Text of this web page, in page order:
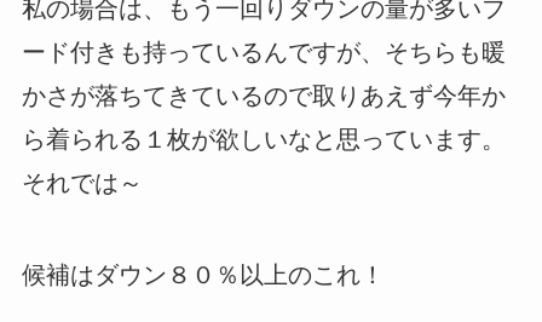
私の場合は、もう一回りダウンの量が多いフ
ード付きも持っているんですが、そちらも暖
かさが落ちてきているので取りあえず今年か
ら着られる１枚が欲しいなと思っています。
それでは～
候補はダウン８０％以上のこれ！